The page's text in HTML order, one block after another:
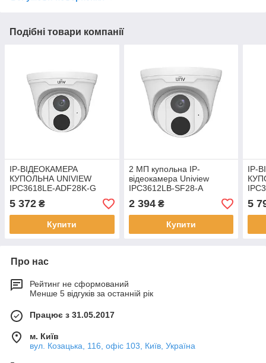
Подібні товари компанії
IP-ВІДЕОКАМЕРА
КУПОЛЬНА UNIVIEW
IPC3618LE-ADF28K-G
5 372 ₴
Купити
2 МП купольна IP-
відеокамера Uniview
IPC3612LB-SF28-A
2 394₴
Купити
IP-
5
Про нас
Рейтинг не сформований
Менше 5 відгуків за останній рік
Працює з 31.05.2017
м. Київ
вул. Козацька, 116, офіс 103, Київ, Україна